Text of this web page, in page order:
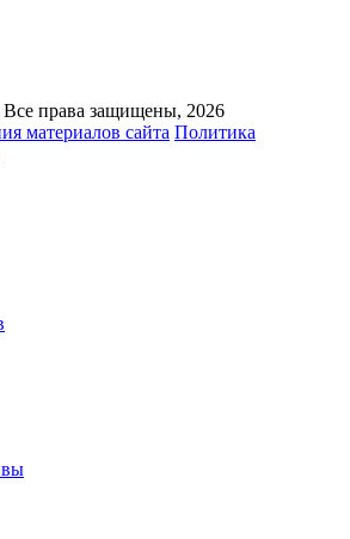
права защищены, 2026
материалов сайта Политика